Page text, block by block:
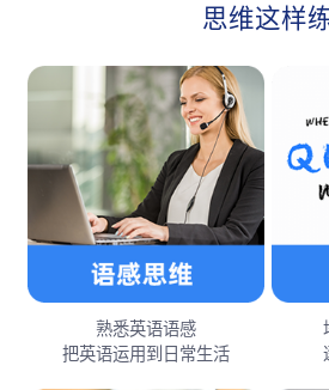
思维这样
熟悉英语语感
把英语运用到日常生活